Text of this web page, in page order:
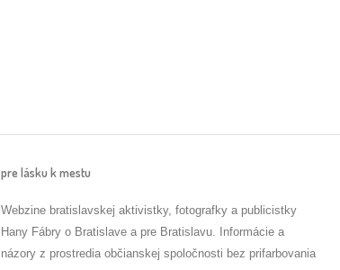
pre lásku k mestu
Webzine bratislavskej aktivistky, fotografky a publicistky
Hany Fábry o Bratislave a pre Bratislavu. Informácie a
názory z prostredia občianskej spoločnosti bez prifarbovania